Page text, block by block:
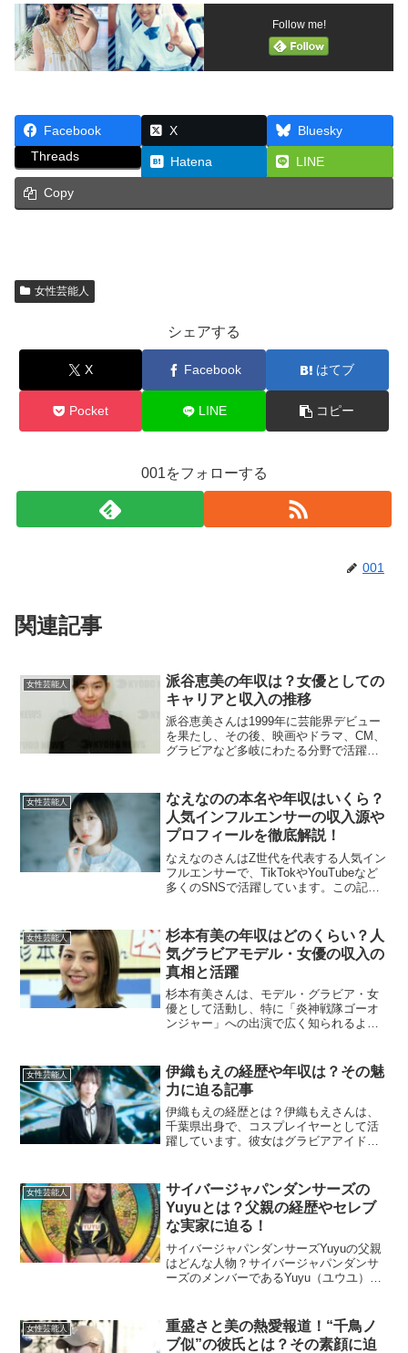
Follow me!
Facebook X
Bluesky
Threads
Hatena LINE
Copy
女性芸能人
シェアする
X Facebook はてブ
Pocket LINE コピー
001をフォローする
001
関連記事
女性芸能人
派谷恵美の年収は？女優としての
キャリアと収入の推移
派谷恵美さんは1999年に芸能界デビュー
を果たし、その後、映画やドラマ、CM、
グラビアなど多岐にわたる分野で活躍さ
した派谷恵美さん。彼女の女優としての
キャリアや収入につ...
女性芸能人
なえなのの本名や年収はいくら？
人気インフルエンサーの収入源や
プロフィールを徹底解説！
なえなのさんはZ世代を代表する人気イン
フルエンサーで、TikTokやYouTubeなど
多くのSNSで活躍しています。この記事
なのの本名は？なえなのさんの本名は
「川上奈々...
女性芸能人
杉本有美の年収はどのくらい？人
気グラビアモデル・女優の収入の
真相と活躍
杉本有美さんは、モデル・グラビア・女
優として活動し、特に「炎神戦隊ゴーオ
ンジャー」への出演で広く知られるよう
収入を得ているのか、年収の予想を含め
詳しくご紹介します。杉本有...
女性芸能人
伊織もえの経歴や年収は？その魅
力に迫る記事
伊織もえの経歴とは？伊織もえさんは、
千葉県出身で、コスプレイヤーとして活
躍しています。彼女はグラビアアイドル
彼女は専門学校を卒業し、特にコスプレ
のクオリティが非常に高く...
女性芸能人
サイバージャパンダンサーズの
Yuyuとは？父親の経歴やセレブ
な実家に迫る！
サイバージャパンダンサーズYuyuの父親
はどんな人物？サイバージャパンダンサ
ーズのメンバーであるYuyu（ユウユ）
ても注目されています。特に父親が非常
に成功した経営者で...
女性芸能人
重盛さと美の熱愛報道！“千鳥ノ
ブ似”の彼氏とは？その素顔に迫